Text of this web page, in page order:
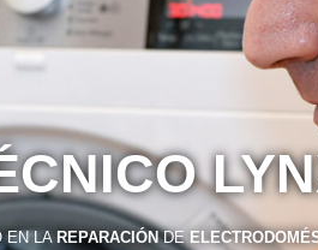
EN LA REPARACIÓNDE